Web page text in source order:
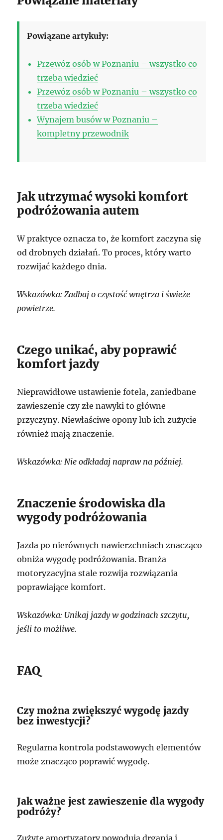
Powiązane artykuły:
Przewóz osób w Poznaniu – wszystko co
trzeba wiedzieć
Przewóz osób w Poznaniu – wszystko co
trzeba wiedzieć
Wynajem busów w Poznaniu –
kompletny przewodnik
Jak utrzymać wysoki komfort
podróżowania autem
W praktyce oznacza to, że komfort zaczyna się
od drobnych działań. To proces, który warto
rozwijać każdego dnia.
Wskazówka: Zadbaj o czystość wnętrza i świeże
powietrze.
Czego unikać, aby poprawić
komfort jazdy
Nieprawidłowe ustawienie fotela, zaniedbane
zawieszenie czy złe nawyki to główne
przyczyny. Niewłaściwe opony lub ich zużycie
również mają znaczenie.
Wskazówka: Nie odkładaj napraw na później.
Znaczenie środowiska dla
wygody podróżowania
Jazda po nierównych nawierzchniach znacząco
obniża wygodę podróżowania. Branża
motoryzacyjna stale rozwija rozwiązania
poprawiające komfort.
Wskazówka: Unikaj jazdy w godzinach szczytu,
jeśli to możliwe.
FAQ
Czy można zwiększyć wygodę jazdy
bez inwestycji?
Regularna kontrola podstawowych elementów
może znacząco poprawić wygodę.
Jak ważne jest zawieszenie dla wygody
podróży?